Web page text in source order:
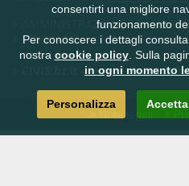
AMMINISTRAZIONE
FEEDBACK
CIVIS.bz.it - la rete civica
Note legali
consentirti una migliore
funzionamento
Per conoscere i dettagli
nostra cookie policy. Sulla
in ogni momento
Personalizza